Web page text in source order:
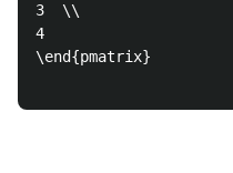
3  \\
4
\end{pmatrix}